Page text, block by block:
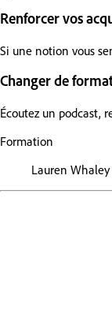
Renforcer vos
Si une notion vous
Changer de
Écoutez un podcast,
Formation
Lauren Whaley